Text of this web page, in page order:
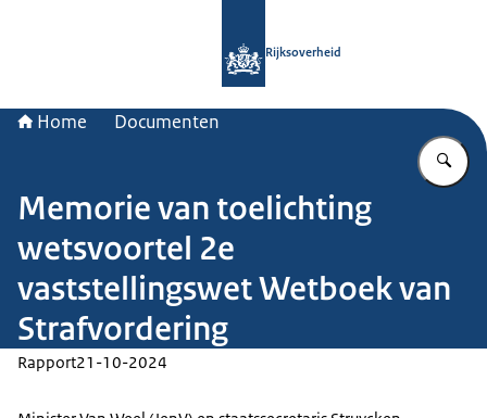
Rijksoverheid
Home Documenten
Memorie van toelichting
wetsvoortel 2e
vaststellingswet Wetboek van
Strafvordering
Rapport21-10-2024